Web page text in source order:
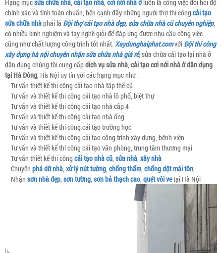
Hạng mụcsửa chữa nhà, cải tạo nhà, cơi nới nhà ởluôn là công việc đòi hỏi độ
chính xác và tính toán chuẩn, bên cạnh đấy những người thợ thi công cải tạo
sửa chữa nhàphải là Đội thợ cải tạo nhà đẹp, sửa chữa nhà cũ chuyên nghiệp,
có nhiều kinh nghiệm và tay nghề giỏi để đáp ứng được nhu cầu công việc
cũng như chất lượng công trình tốt nhất.Xaydunghaiphat.comvới Đội thi công
xây dựng hà nội chuyên nhận sửa chữa nhà giá rẻ, sửa chữa cải tạo lại nhà ở
dân dụng chúng tôi cung cấpdich vụ sửa nhà, cải tạo cơi nới nhà ở dân dụng
tại Hà Đông, Hà Nội uy tín với các hạng mục như :
Tư vấn thiết kế thi công cải tạo nhà tập thể cũ
Tư vấn và thiết kế thi công cải tạo nhà lô phố, biệt thự
Tư vấn và thiết kế thi công cải tạo nhà cấp 4
Tư vấn và thiết kế thi công cải tạo nhà ống
Tư vấn và thiết kế thi công cải tạo trường học
Tư vấn và thiết kế thi công cải tạo công trình xây dựng, bệnh viện
Tư vấn và thiết kế thi công cải tạo văn phòng, trung tâm thương mại
Tư vấn thiết kế thi công cải tạo nhà cũ, sửa nhà, xây nhà
Chuyên phá dỡ nhà, xử lý nứt tường, chống thấm, chống dột mái tôn,
Nhận sơn nhà đẹp, sơn tường, sơn bả thạch cao, quét vôi vetại Hà Nội